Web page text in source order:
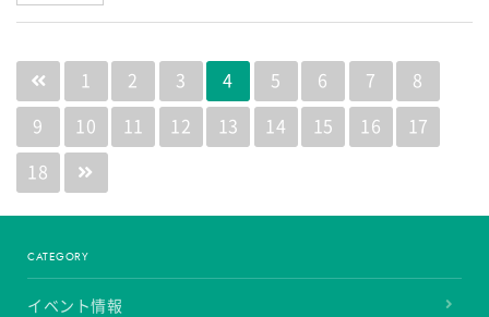
1 2 3 4 5 6 7 8
9 10 11 12 13 14 15 16 17
18
CATEGORY
イベント情報